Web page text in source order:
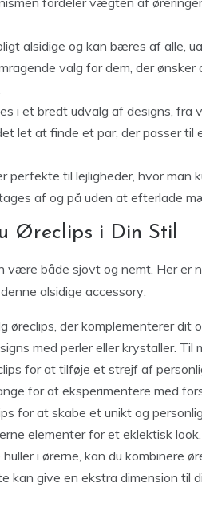
alsidige og kan bæres af alle,
valg for dem, der
i et bredt udvalg af designs, fra
let at finde et par, der passer til
perfekte til lejligheder, hvor man
af og på uden at efterlade
Øreclips i Din Stil
være både sjovt og nemt. Her er
alsidige accessory:
øreclips, der komplementerer dit
med perler eller krystaller. Til
for at tilføje et strejf af
for at eksperimentere med
for at skabe et unikt og
elementer for et eklektisk look.
i ørerne, kan du kombinere
kan give en ekstra dimension til